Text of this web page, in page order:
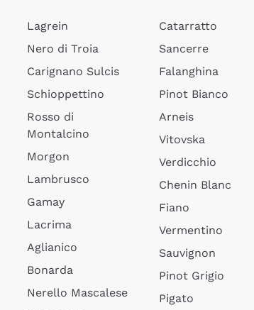
Lagrein
Nero di Troia
Carignano Sulcis
Schioppettino
Rosso di
Montalcino
Morgon
Lambrusco
Gamay
Lacrima
Aglianico
Bonarda
Nerello Mascalese
Catarratto
Sancerre
Falanghina
Pinot Bianco
Arneis
Vitovska
Verdicchio
Chenin Blanc
Fiano
Vermentino
Sauvignon
Pinot Grigio
Pigato